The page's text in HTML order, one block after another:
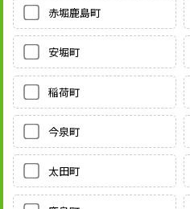
赤堀鹿島町
安堀町
稲荷町
今泉町
太田町